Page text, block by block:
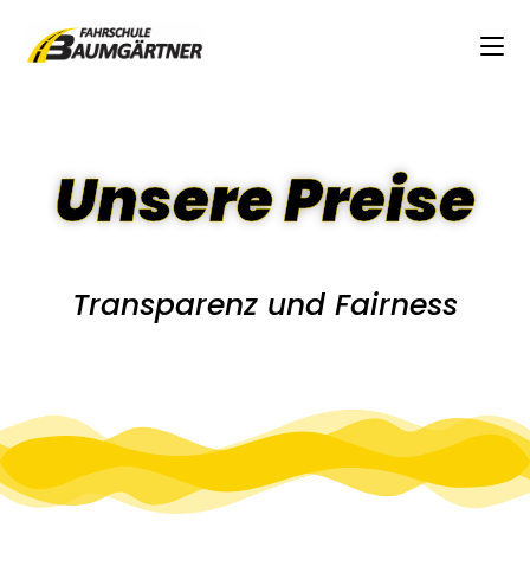
Unsere Preise
Transparenz und Fairness